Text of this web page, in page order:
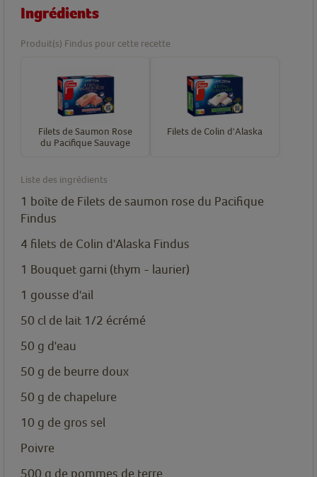
Ingrédients
Produit(s) Findus pour cette recette
Filets de Saumon Rose
du Pacifique Sauvage
Filets de Colin d'Alaska
Liste des ingrédients
1 boîte de Filets de saumon rose du Pacifique
Findus
4 filets de Colin d'Alaska Findus
1 Bouquet garni (thym - laurier)
1 gousse d'ail
50 cl de lait 1/2 écrémé
50 g d'eau
50 g de beurre doux
50 g de chapelure
10 g de gros sel
Poivre
500 g de pommes de terre